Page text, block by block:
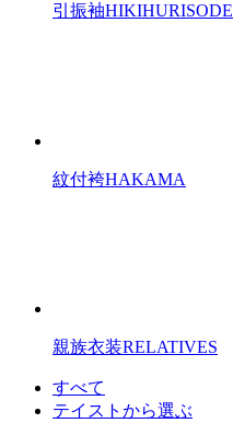
引振袖HIKIHURISODE
紋付袴HAKAMA
親族衣装RELATIVES
すべて
テイストから選ぶ